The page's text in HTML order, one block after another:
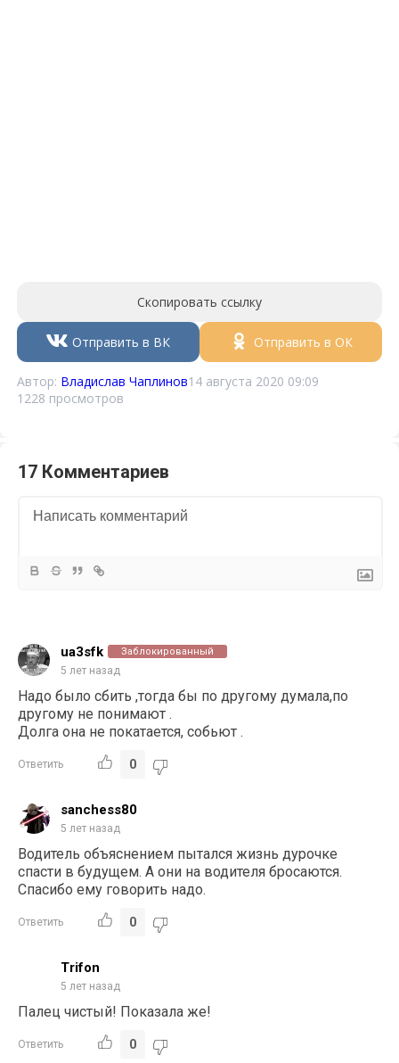
Скопировать ссылку
Отправить в ВК Отправить в ОК
Автор: Владислав Чаплинов14 августа 2020 09:09
1228 просмотров
17 Комментариев
ua3sfk Заблокированный
5 лет назад
Надо было сбить ,тогда бы по другому думала,по
другому не понимают .
Долга она не покатается, собьют .
Ответить 0
sanchess80
5 лет назад
Водитель объяснением пытался жизнь дурочке
спасти в будущем. А они на водителя бросаются.
Спасибо ему говорить надо.
Ответить 0
Trifon
5 лет назад
Палец чистый! Показала же!
Ответить 0